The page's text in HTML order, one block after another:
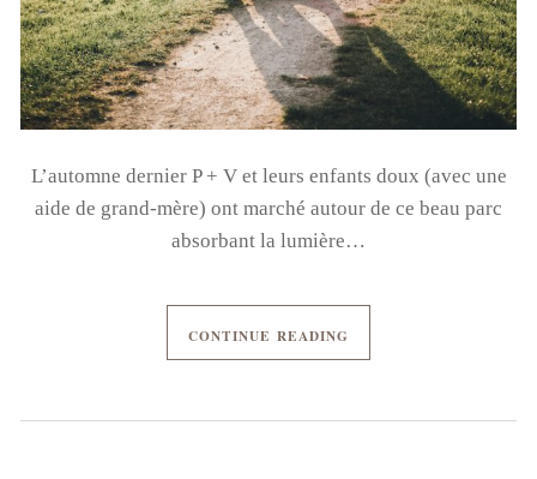
L’automne dernier P + V et leurs enfants doux (avec une
aide de grand-mère) ont marché autour de ce beau parc
absorbant la lumière…
CONTINUE READING